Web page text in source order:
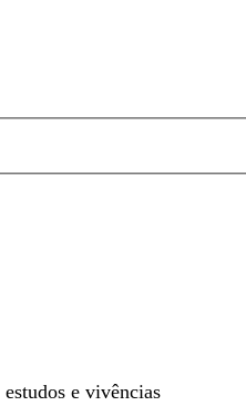
e vivências